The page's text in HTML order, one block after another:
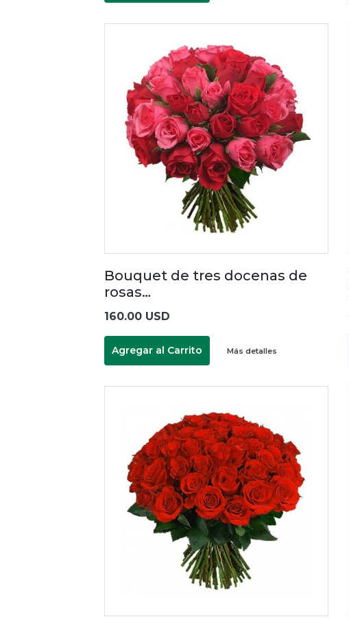
Bouquet de tres docenas de
rosas…
160.00 USD
Agregar al Carrito Más detalles